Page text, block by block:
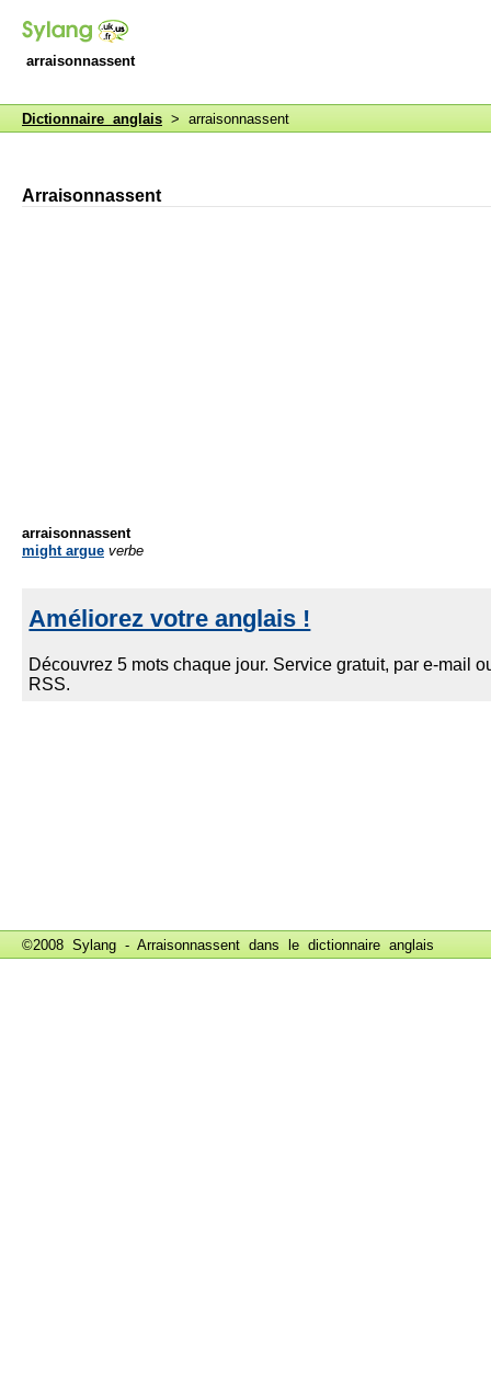
arraisonnassent
Dictionnaire anglais > arraisonnassent
Arraisonnassent
arraisonnassent
might argue verbe
©2008 Sylang - Arraisonnassent dans le dictionnaire anglais